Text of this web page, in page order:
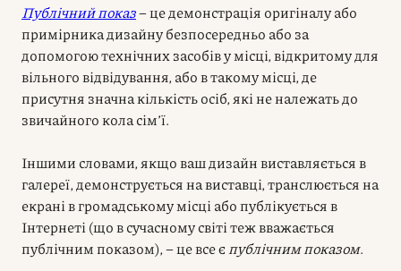
Публічний показ– це демонстрація оригіналу або
примірника дизайну безпосередньо або за
допомогою технічних засобів у місці, відкритому для
вільного відвідування, або в такому місці, де
присутня значна кількість осіб, які не належать до
звичайного кола сім’ї.
Іншими словами, якщо ваш дизайн виставляється в
галереї, демонструється на виставці, транслюється на
екрані в громадському місці або публікується в
Інтернеті (що в сучасному світі теж вважається
публічним показом), – це все є публічним показом.